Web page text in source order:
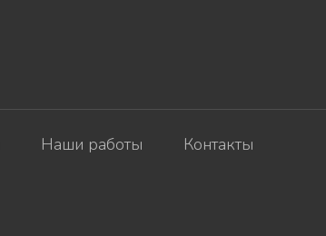
Наши работы Контакты